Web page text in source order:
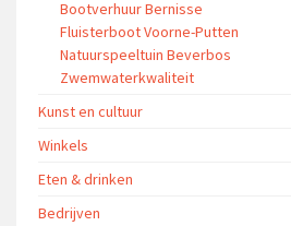
Bootverhuur Bernisse
Fluisterboot Voorne-Putten
Natuurspeeltuin Beverbos
Zwemwaterkwaliteit
Kunst en cultuur
Winkels
Eten & drinken
Bedrijven